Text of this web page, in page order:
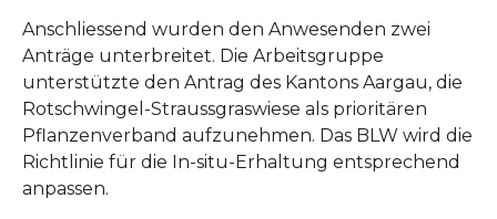
Anschliessend wurden den Anwesenden zwei
Anträge unterbreitet. Die Arbeitsgruppe
unterstützte den Antrag des Kantons Aargau, die
Rotschwingel-Straussgraswiese als prioritären
Pflanzenverband aufzunehmen. Das BLW wird die
Richtlinie für die In-situ-Erhaltung entsprechend
anpassen.